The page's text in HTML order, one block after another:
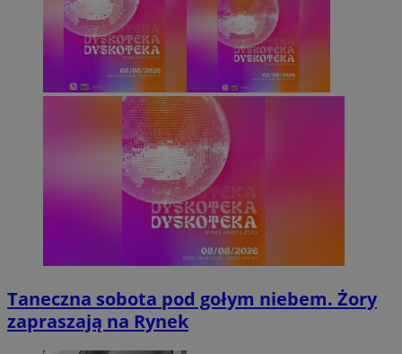
Taneczna sobota pod gołym niebem. Żory
zapraszają na Rynek